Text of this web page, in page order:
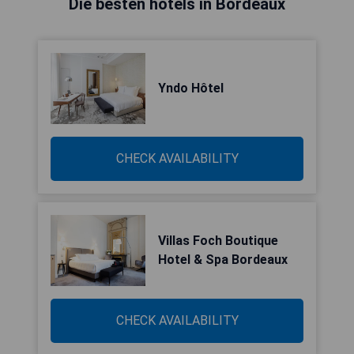
Die besten hotels in Bordeaux
Yndo Hôtel
CHECK AVAILABILITY
Villas Foch Boutique
Hotel & Spa Bordeaux
CHECK AVAILABILITY